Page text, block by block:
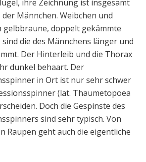
ihre Zeichnung ist insgesamt
Männchen. Weibchen und
gelbbraune, doppelt gekämmte
die des Männchens länger und
Der Hinterleib und die Thorax
dunkel behaart. Der
in Ort ist nur sehr schwer
(lat. Thaumetopoea
Doch die Gespinste des
sind sehr typisch. Von
Raupen geht auch die eigentliche